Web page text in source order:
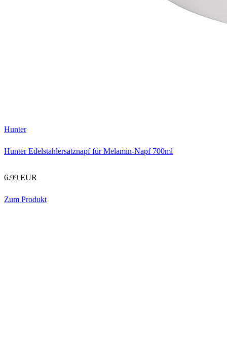
Hunter
Hunter Edelstahlersatznapf für Melamin-Napf 700ml
6.99 EUR
Zum Produkt